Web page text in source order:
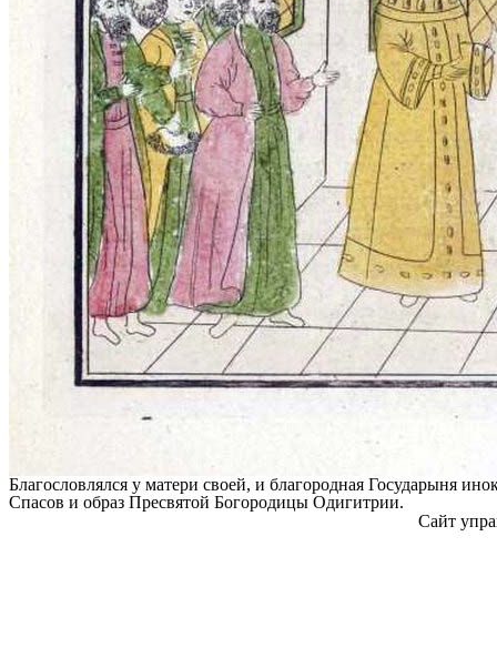
Благословлялся у матери своей, и благородная Государыня
Спасов и образ Пресвятой Богородицы Одигитрии.
Сайт